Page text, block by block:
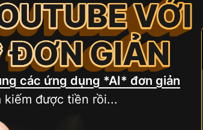
các ứng dụng *AI* đơn giản
kiếm được tiền rồi...